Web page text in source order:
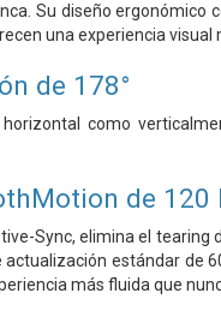
Su diseño ergonómico
una experiencia visual
de 178°
como
de 120
Sync, elimina el
estándar de
más fluida que